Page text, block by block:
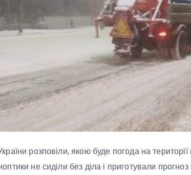
розповіли, якою буде погода на
не сиділи без діла і приготували